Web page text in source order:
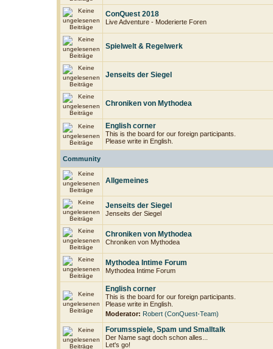
ConQuest 2018
Live Adventure - Moderierte Foren
Spielwelt & Regelwerk
Jenseits der Siegel
Chroniken von Mythodea
English corner
This is the board for our foreign participants.
Please write in English.
Community
Allgemeines
Jenseits der Siegel
Jenseits der Siegel
Chroniken von Mythodea
Chroniken von Mythodea
Mythodea Intime Forum
Mythodea Intime Forum
English corner
This is the board for our foreign participants.
Please write in English.
Moderator: Robert (ConQuest-Team)
Forumsspiele, Spam und Smalltalk
Der Name sagt doch schon alles...
Let's go!